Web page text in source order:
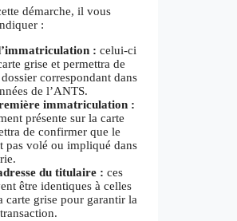
démarche, il vous
:
: celui-ci
grise et permettra de
correspondant dans
de l’ANTS.
immatriculation :
présente sur la carte
de confirmer que le
pas volé ou impliqué dans
du titulaire : ces
être identiques à celles
carte grise pour garantir la